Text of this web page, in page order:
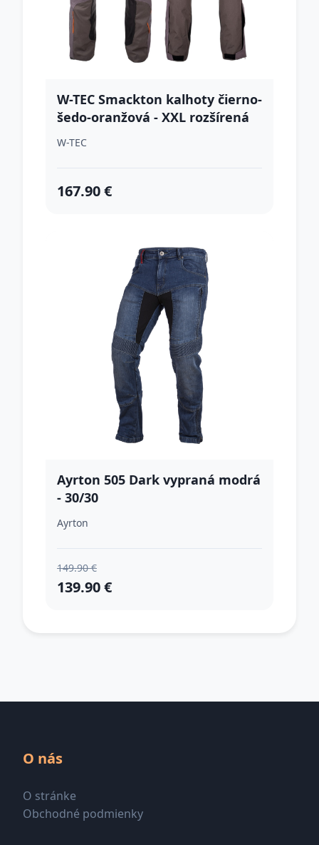
W-TEC Smackton kalhoty čierno-
šedo-oranžová - XXL rozšírená
W-TEC
167.90 €
Ayrton 505 Dark vypraná modrá
- 30/30
Ayrton
149.90 €
139.90 €
O nás
O stránke
Obchodné podmienky